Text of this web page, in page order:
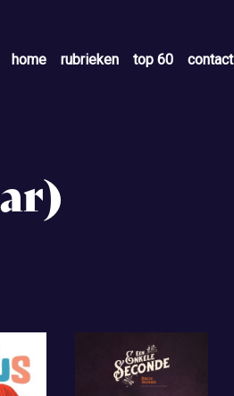
home rubrieken top 60 contact